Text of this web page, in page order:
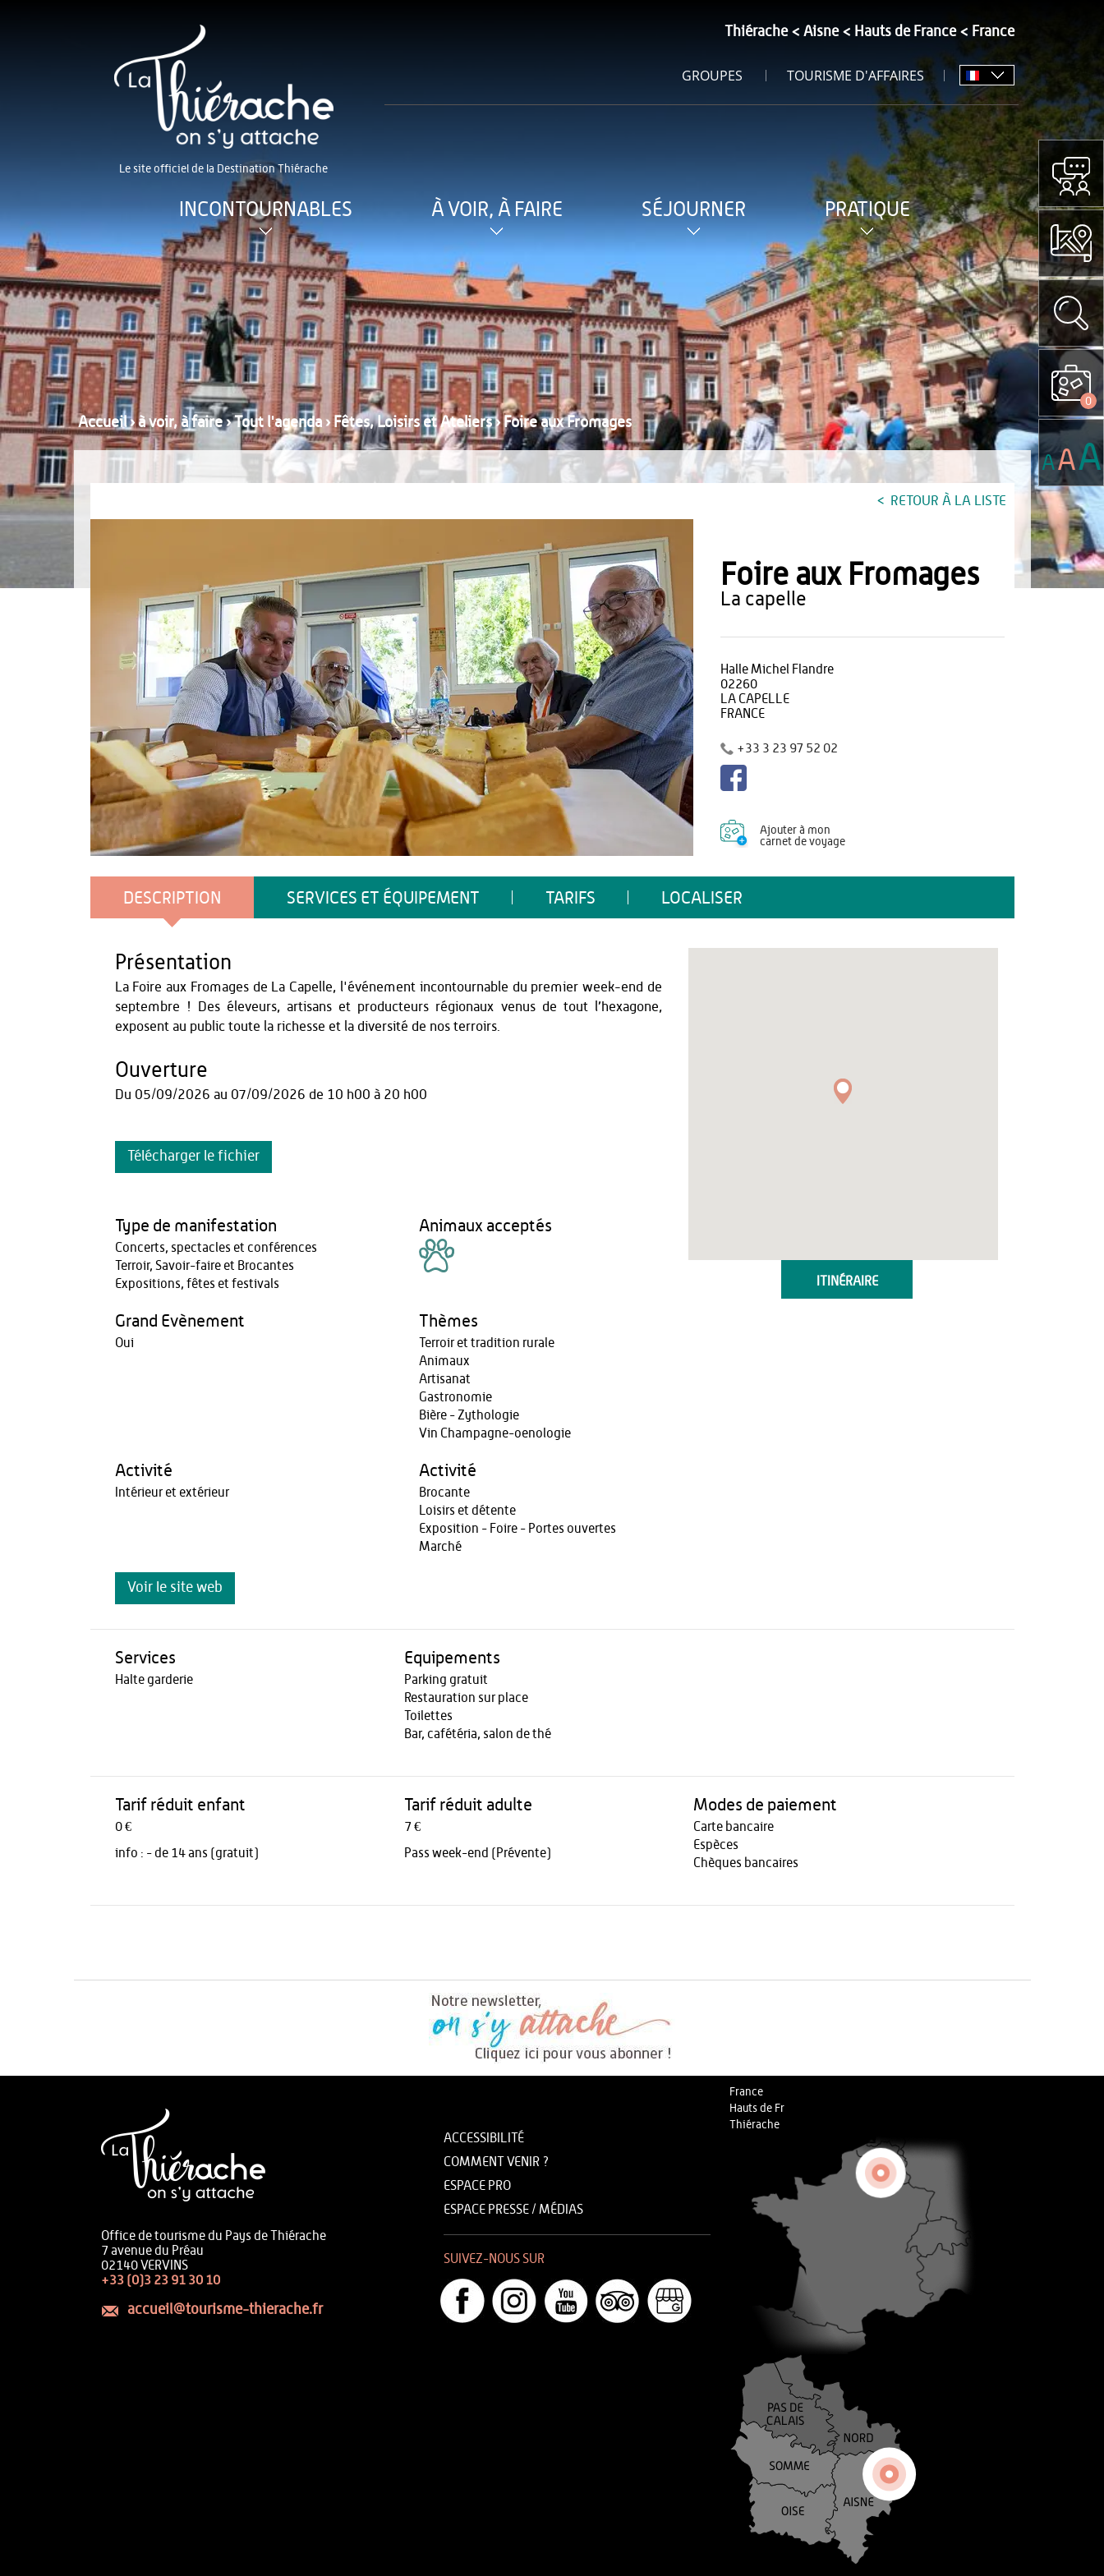
Le site officiel de la Destination Thiérache
Thiérache Aisne Hauts de France France
GROUPES TOURISME D'AFFAIRES
INCONTOURNABLES À VOIR, À FAIRE SÉJOURNER PRATIQUE
Accueil› à voir, à faire›Tout l'agenda ›Fêtes, Loisirs et Ateliers›Foire aux Fromages
RETOUR À LA LISTE
Foire aux Fromages
la capelle
Halle Michel Flandre
02260
LA CAPELLE
FRANCE
+33 3 23 97 52 02
Ajouter à mon
carnet de voyage
DESCRIPTION SERVICES ET ÉQUIPEMENT TARIFS LOCALISER
ITINÉRAIRE
Présentation
La Foire aux Fromages de La Capelle, l'événement incontournable du premier week-end de
septembre ! Des éleveurs, artisans et producteurs régionaux venus de tout l’hexagone,
exposent au public toute la richesse et la diversité de nos terroirs.
Ouverture
Du 05/09/2026 au 07/09/2026 de 10 h00 à 20 h00
Télécharger le fichier
Type de manifestation
Concerts, spectacles et conférences
Terroir, Savoir-faire et Brocantes
Expositions, fêtes et festivals
Animaux acceptés
Grand Evènement
Oui
Thèmes
Terroir et tradition rurale
Animaux
Artisanat
Gastronomie
Bière - Zythologie
Vin Champagne-oenologie
Activité
Intérieur et extérieur
Activité
Brocante
Loisirs et détente
Exposition - Foire - Portes ouvertes
Marché
Voir le site web
Services
Halte garderie
Equipements
Parking gratuit
Restauration sur place
Toilettes
Bar, cafétéria, salon de thé
Tarif réduit enfant
0 €
info : - de 14 ans (gratuit)
Tarif réduit adulte
7 €
Pass week-end (Prévente)
Modes de paiement
Carte bancaire
Espèces
Chèques bancaires
Office de tourisme du Pays de Thiérache
7 avenue du Préau
02140 VERVINS
+33 (0)3 23 91 30 10
accueil@tourisme-thierache.fr
ACCESSIBILITÉ
COMMENT VENIR ?
ESPACE PRO
ESPACE PRESSE / MÉDIAS
SUIVEZ-NOUS SUR
France
Hauts de Fr
Thiérache
0
AAA